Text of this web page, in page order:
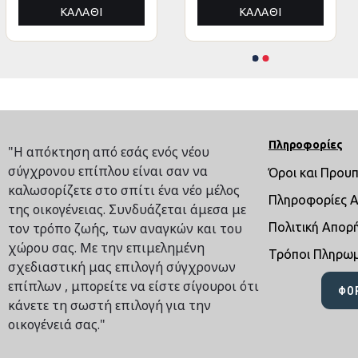
ΚΑΛΆΘΙ ΚΑΛΆΘΙ
ΚΑΛΆΘΙ ΚΑΛΆΘΙ
"Η απόκτηση από εσάς ενός νέου
σύγχρονου επίπλου είναι σαν να
καλωσορίζετε στο σπίτι ένα νέο μέλος
της οικογένειας. Συνδυάζεται άμεσα με
τον τρόπο ζωής, των αναγκών και του
χώρου σας. Με την επιμελημένη
σχεδιαστική μας επιλογή σύγχρονων
επίπλων , μπορείτε να είστε σίγουροι ότι
κάνετε τη σωστή επιλογή για την
οικογένειά σας."
Πληροφορίες
Όροι και
Πληροφορίες
Πολιτική
Τρόποι